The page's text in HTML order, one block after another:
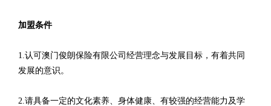
加盟条件
1.认可澳门俊朗保险有限公司经营理念与发展目标，有着共同
发展的意识。
2.请具备一定的文化素养、身体健康、有较强的经营能力及学